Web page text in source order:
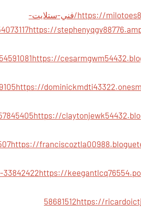
https://milotoes87654.pages10.com/فني-ستلايت-
https://